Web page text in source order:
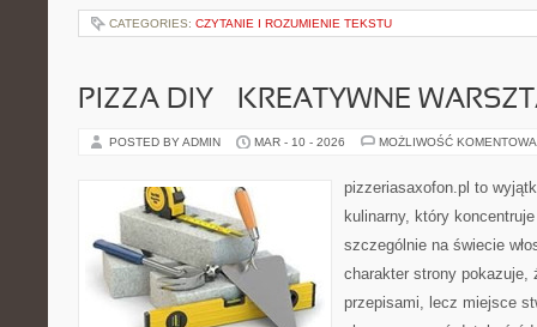
CATEGORIES: CZYTANIE I ROZUMIENIE TEKSTU
PIZZA DIY – KREATYWNE
POSTED BY ADMIN MAR - 10 - 2026 MOŻLIWOŚĆ
pizzeriasaxofon.pl to
kulinarny, który
szczególnie na świecie
charakter strony pokazuje,
przepisami, lecz miejsce